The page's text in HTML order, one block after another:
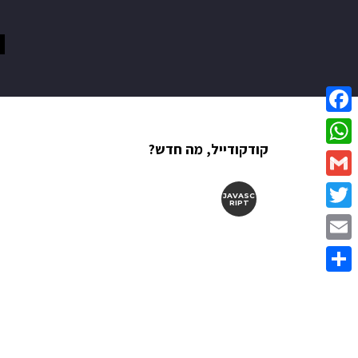
קודקודייל, מה חדש?
JAVASC
RIPT
Facebook
WhatsApp
Gmail
Twitter
Email